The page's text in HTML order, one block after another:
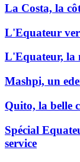
La Costa, la
L'Equateur
L'Equateur, la
Mashpi, un
Quito, la belle
Spécial
service